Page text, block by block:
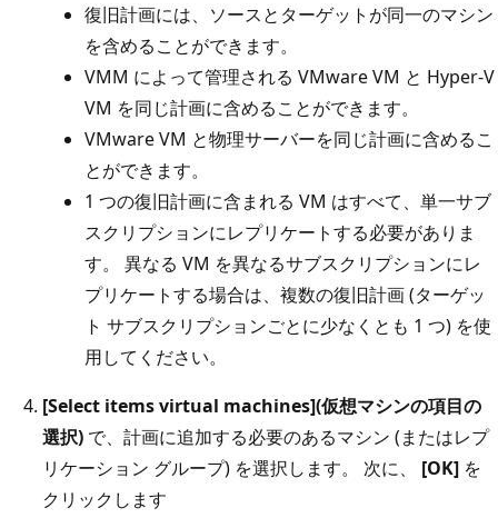
復旧計画には、ソースとターゲットが同一のマシン
を含めることができます。
VMM によって管理される VMware VM と Hyper-V
VM を同じ計画に含めることができます。
VMware VM と物理サーバーを同じ計画に含めるこ
とができます。
1 つの復旧計画に含まれる VM はすべて、単一サブ
スクリプションにレプリケートする必要がありま
す。 異なる VM を異なるサブスクリプションにレ
プリケートする場合は、複数の復旧計画 (ターゲッ
ト サブスクリプションごとに少なくとも 1 つ) を使
用してください。
[Select items virtual machines](仮想マシンの項目の
選択) で、計画に追加する必要のあるマシン (またはレプ
リケーション グループ) を選択します。 次に、 [OK] を
クリックします